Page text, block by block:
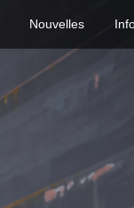
Nouvelles